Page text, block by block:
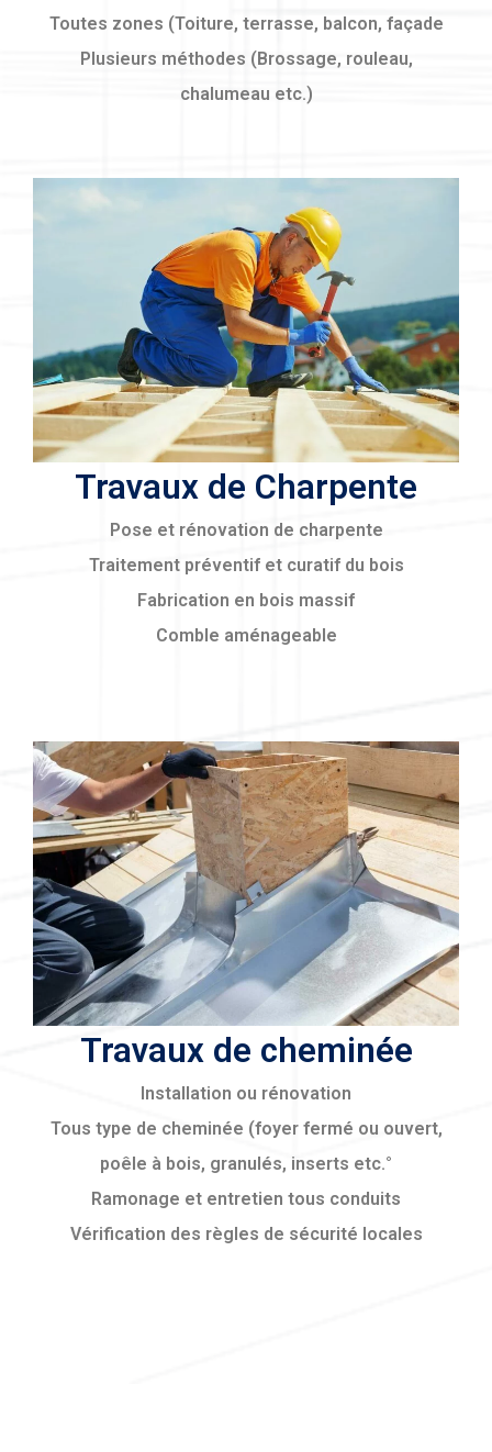
Toutes zones (Toiture, terrasse, balcon, façade
Plusieurs méthodes (Brossage, rouleau,
chalumeau etc.)
Travaux de Charpente
Pose et rénovation de charpente
Traitement préventif et curatif du bois
Fabrication en bois massif
Comble aménageable
Travaux de cheminée
Installation ou rénovation
Tous type de cheminée (foyer fermé ou ouvert,
poêle à bois, granulés, inserts etc.°
Ramonage et entretien tous conduits
Vérification des règles de sécurité locales